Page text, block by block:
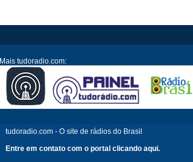
Mais tudoradio.com:
tudoradio.com - O site de rádios do Brasil
Entre em contato com o portal clicando aqui.